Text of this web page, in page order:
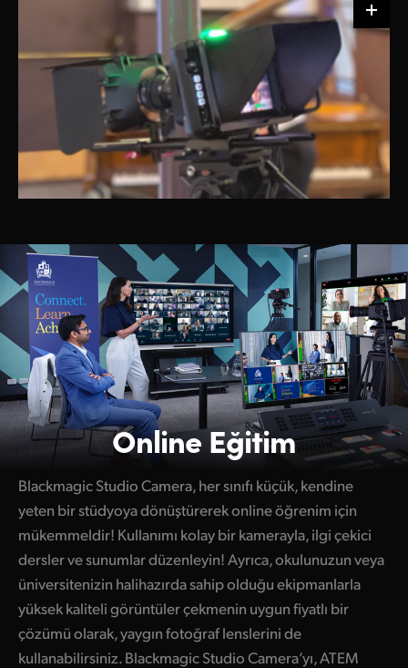
Online Eğitim
Blackmagic Studio Camera, her sınıfı küçük, kendine
yeten bir stüdyoya dönüştürerek online öğrenim için
mükemmeldir! Kullanımı kolay bir kamerayla, ilgi çekici
dersler ve sunumlar düzenleyin! Ayrıca, okulunuzun veya
üniversitenizin halihazırda sahip olduğu ekipmanlarla
yüksek kaliteli görüntüler çekmenin uygun fiyatlı bir
çözümü olarak, yaygın fotoğraf lenslerini de
kullanabilirsiniz. Blackmagic Studio Camera’yı, ATEM